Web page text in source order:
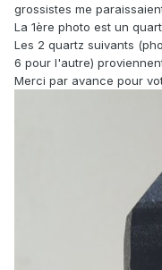
grossistes me
La 1ère photo est un
Les 2 quartz suivants
6 pour l'autre)
Merci par avance pour